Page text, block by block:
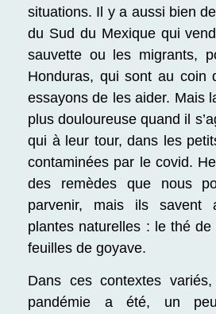
situations. Il y a aussi bien
du Sud du Mexique qui
sauvette ou les migrants,
Honduras, qui sont au coin
essayons de les aider. Mais
plus douloureuse quand il
qui à leur tour, dans les
contaminées par le covid.
des remèdes que nous
parvenir, mais ils savent
plantes naturelles : le thé
feuilles de goyave.
Dans ces contextes
pandémie a été, un